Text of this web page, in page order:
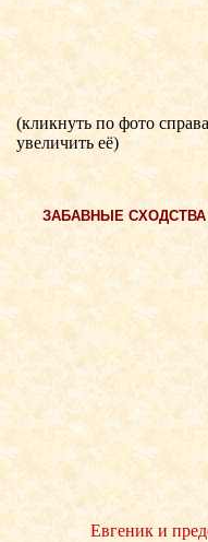
(кликнуть по фото
увеличить её)
ЗАБАВНЫЕ СХОДСТВА
Евгеник и